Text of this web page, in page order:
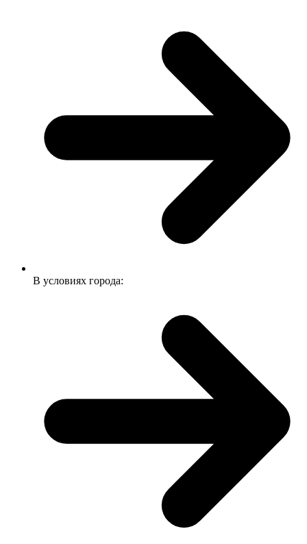
В условиях города: